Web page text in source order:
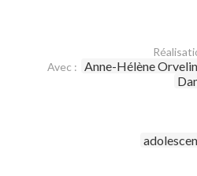
Avec : Anne-Hélène Orvelin